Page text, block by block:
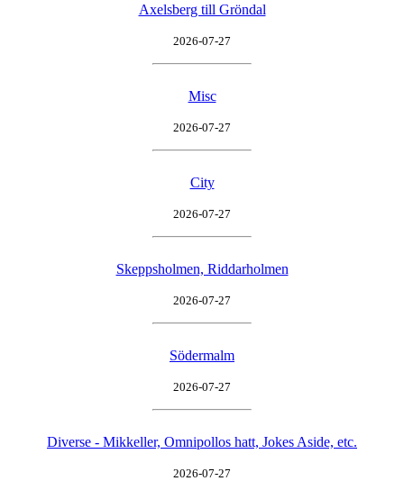
Axelsberg till Gröndal
2026-07-27
Misc
2026-07-27
City
2026-07-27
Skeppsholmen, Riddarholmen
2026-07-27
Södermalm
2026-07-27
Diverse - Mikkeller, Omnipollos hatt, Jokes Aside, etc.
2026-07-27